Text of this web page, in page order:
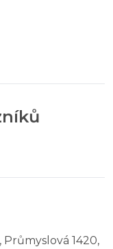
, Průmyslová 1420,